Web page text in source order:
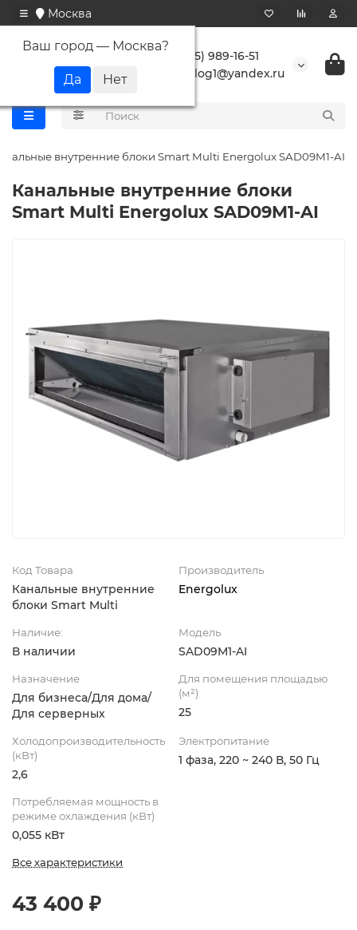
Москва
Ваш город — Москва?
+7 (495) 989-16-51
buranlog1@yandex.ru
внутренние блоки Smart Multi Energolux SAD09M1-AI
Канальные внутренние блоки
Smart Multi Energolux SAD09M1-AI
Код Товара
Канальные внутренние
блоки Smart Multi
Производитель
Energolux
Наличие:
В наличии
Модель
SAD09M1-AI
Назначение
Для бизнеса/Для дома/
Для серверных
Для помещения площадью
(м²)
25
Холодопроизводительность
(кВт)
2,6
Электропитание
1 фаза, 220 ~ 240 В, 50 Гц
Потребляемая мощность в
режиме охлаждения (кВт)
0,055 кВт
Все характеристики
43 400 ₽